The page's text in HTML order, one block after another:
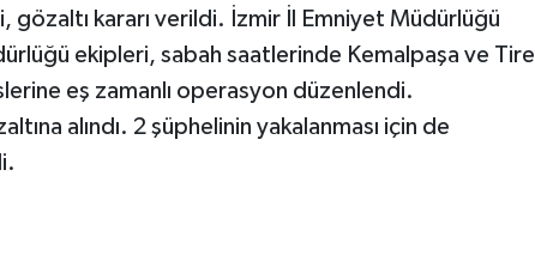
kararı verildi. İzmir İl Emniyet Müdürlüğü
ekipleri, sabah saatlerinde Kemalpaşa ve Tire
eş zamanlı operasyon düzenlendi.
alındı. 2 şüphelinin yakalanması için de